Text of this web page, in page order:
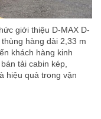
giới thiệu D-MAX D-
hàng dài 2,33 m
khách hàng kinh
tải cabin kép,
hiệu quả trong vận